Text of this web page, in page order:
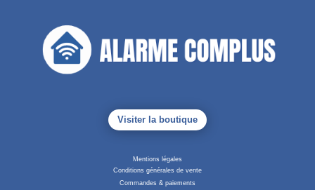
Visiter la boutique
Mentions légales
Conditions générales de vente
Commandes & paiements